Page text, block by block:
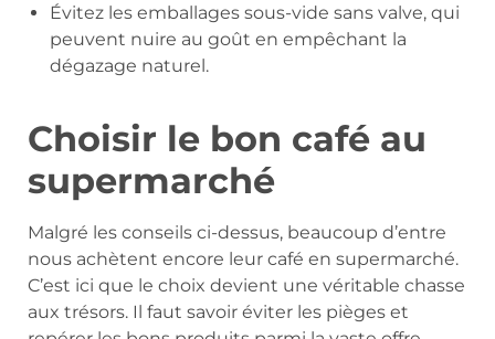
Évitez les emballages sous-vide sans valve, qui
peuvent nuire au goût en empêchant la
dégazage naturel.
Choisir le bon café au
supermarché
Malgré les conseils ci-dessus, beaucoup d’entre
nous achètent encore leur café en supermarché.
C’est ici que le choix devient une véritable chasse
aux trésors. Il faut savoir éviter les pièges et